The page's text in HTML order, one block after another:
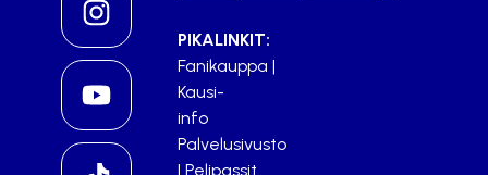
PIKALINKIT:
Fanikauppa |
Kausi-
info
Palvelusivusto
| Pelipassit